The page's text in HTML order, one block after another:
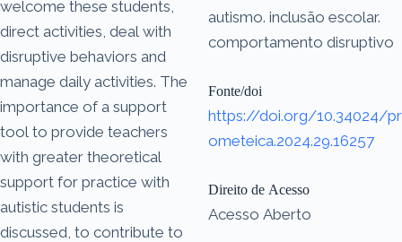
welcome these students,
direct activities, deal with
disruptive behaviors and
manage daily activities. The
importance of a support
tool to provide teachers
with greater theoretical
support for practice with
autistic students is
discussed, to contribute to
autismo. inclusão escolar.
comportamento disruptivo
Fonte/doi
https://doi.org/10.34024/pr
ometeica.2024.29.16257
Direito de Acesso
Acesso Aberto